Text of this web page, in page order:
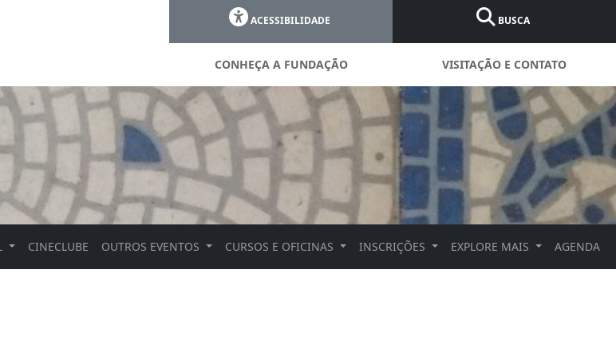
ACESSIBILIDADE BUSCA
CONHEÇA A FUNDAÇÃO VISITAÇÃO E CONTATO
CINECLUBE OUTROS EVENTOS CURSOS E OFICINAS INSCRIÇÕES EXPLORE MAIS AGENDA